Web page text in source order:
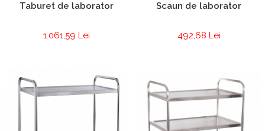
Taburet de laborator
1.061,59 Lei
Scaun de laborator
492,68 Lei